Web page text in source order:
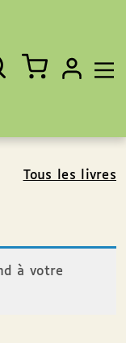
Tous les livres
à votre